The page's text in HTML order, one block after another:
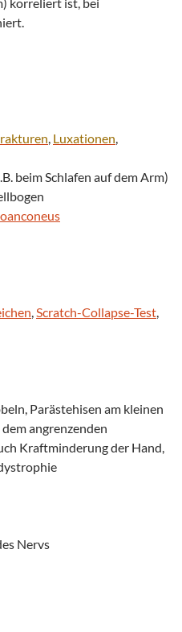
, Luxationen,
beim Schlafen auf dem Arm)
,Scratch-Collapse-Test,
Parästehisen am kleinen
angrenzenden
Kraftminderung der Hand,
Nervs